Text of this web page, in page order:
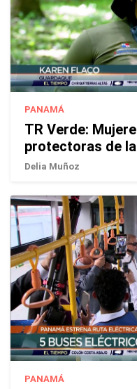
PANAMÁ
TR Verde:
protectoras de
Delia Muñoz
PANAMÁ